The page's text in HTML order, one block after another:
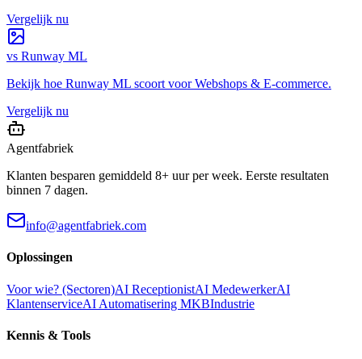
Vergelijk nu
vs Runway ML
Bekijk hoe Runway ML scoort voorWebshops & E-commerce.
Vergelijk nu
Agentfabriek
Klanten besparen gemiddeld 8+ uur per week. Eerste resultaten
binnen 7 dagen.
info@agentfabriek.com
Oplossingen
Voor wie? (Sectoren)AI ReceptionistAI MedewerkerAI
KlantenserviceAI Automatisering MKBIndustrie
Kennis & Tools